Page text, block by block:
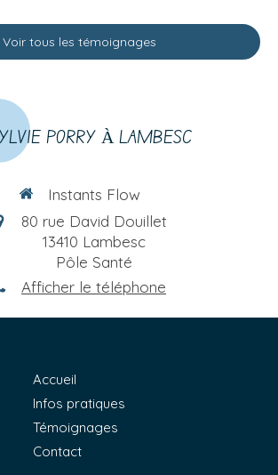
Voir tous les témoignages
PORRY À LAMBESC
Instants Flow
80 rue David Douillet
13410 Lambesc
Pôle Santé
Afficher le téléphone
Accueil
Infos pratiques
Témoignages
Contact